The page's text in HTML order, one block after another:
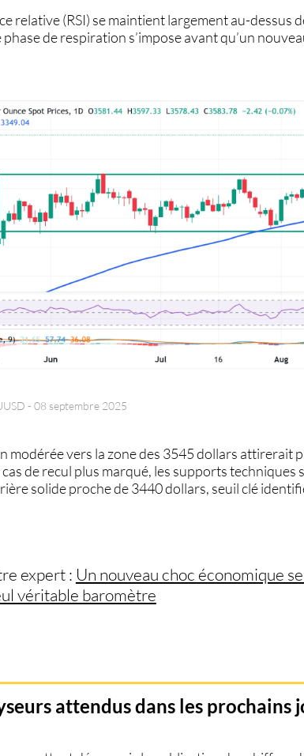
relative (RSI) se maintient largement au-dessus
de respiration s’impose avant qu’un
- 08 septembre 2025
modérée vers la zone des 3545 dollars attirerait
de recul plus marqué, les supports
solide proche de 3440 dollars, seuil clé
expert : Un nouveau choc économique
véritable baromètre
attendus dans les prochains